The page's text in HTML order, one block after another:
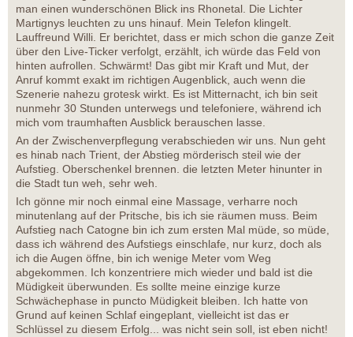
man einen wunderschönen Blick ins Rhonetal. Die Lichter
Martignys leuchten zu uns hinauf. Mein Telefon klingelt.
Lauffreund Willi. Er berichtet, dass er mich schon die ganze Zeit
über den Live-Ticker verfolgt, erzählt, ich würde das Feld von
hinten aufrollen. Schwärmt! Das gibt mir Kraft und Mut, der
Anruf kommt exakt im richtigen Augenblick, auch wenn die
Szenerie nahezu grotesk wirkt. Es ist Mitternacht, ich bin seit
nunmehr 30 Stunden unterwegs und telefoniere, während ich
mich vom traumhaften Ausblick berauschen lasse.
An der Zwischenverpflegung verabschieden wir uns. Nun geht
es hinab nach Trient, der Abstieg mörderisch steil wie der
Aufstieg. Oberschenkel brennen. die letzten Meter hinunter in
die Stadt tun weh, sehr weh.
Ich gönne mir noch einmal eine Massage, verharre noch
minutenlang auf der Pritsche, bis ich sie räumen muss. Beim
Aufstieg nach Catogne bin ich zum ersten Mal müde, so müde,
dass ich während des Aufstiegs einschlafe, nur kurz, doch als
ich die Augen öffne, bin ich wenige Meter vom Weg
abgekommen. Ich konzentriere mich wieder und bald ist die
Müdigkeit überwunden. Es sollte meine einzige kurze
Schwächephase in puncto Müdigkeit bleiben. Ich hatte von
Grund auf keinen Schlaf eingeplant, vielleicht ist das er
Schlüssel zu diesem Erfolg... was nicht sein soll, ist eben nicht!